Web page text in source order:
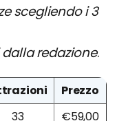
scegliendo i 3
redazione.
Prezzo
33
€59,00